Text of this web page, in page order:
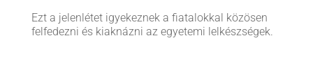
Ezt a jelenlétet igyekeznek a fiatalokkal közösen
felfedezni és kiaknázni az egyetemi lelkészségek.